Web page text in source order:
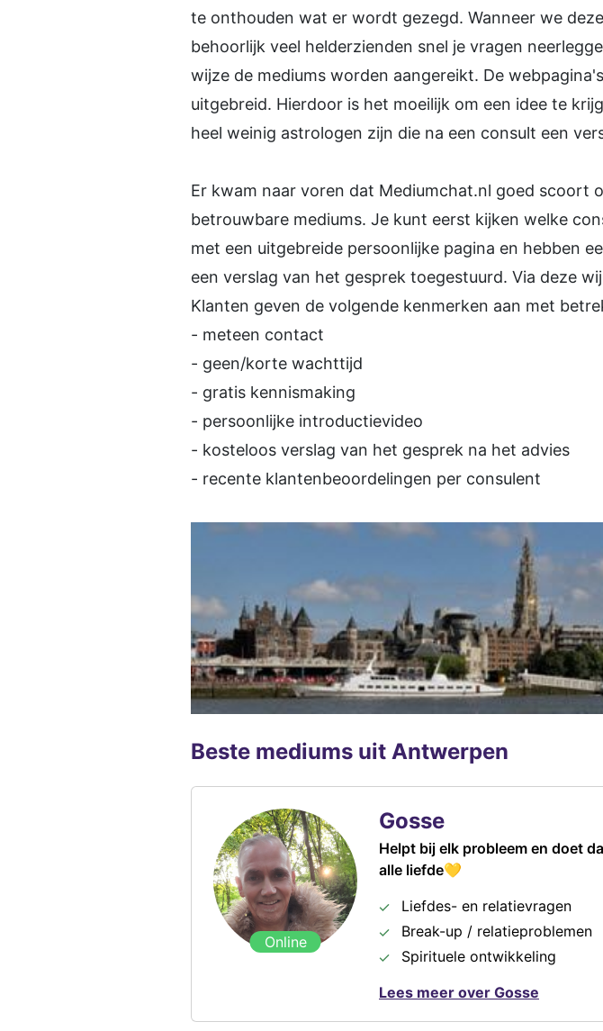
te onthouden wat er wordt gezegd. Wanneer we
behoorlijk veel helderzienden snel je vragen
wijze de mediums worden aangereikt. De
uitgebreid. Hierdoor is het moeilijk om een idee te
heel weinig astrologen zijn die na een consult een
Er kwam naar voren dat Mediumchat.nl goed scoort
betrouwbare mediums. Je kunt eerst kijken welke
met een uitgebreide persoonlijke pagina en hebben
een verslag van het gesprek toegestuurd. Via deze
Klanten geven de volgende kenmerken aan met
- meteen contact
- geen/korte wachttijd
- gratis kennismaking
- persoonlijke introductievideo
- kosteloos verslag van het gesprek na het advies
- recente klantenbeoordelingen per consulent
Beste mediums uit Antwerpen
Online
Gosse
Helpt bij elk probleem en doet
alle liefde💛
Liefdes- en relatievragen
Break-up / relatieproblemen
Spirituele ontwikkeling
Lees meer over Gosse